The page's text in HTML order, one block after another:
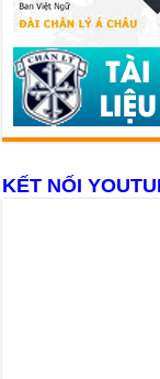
KẾT NỐI